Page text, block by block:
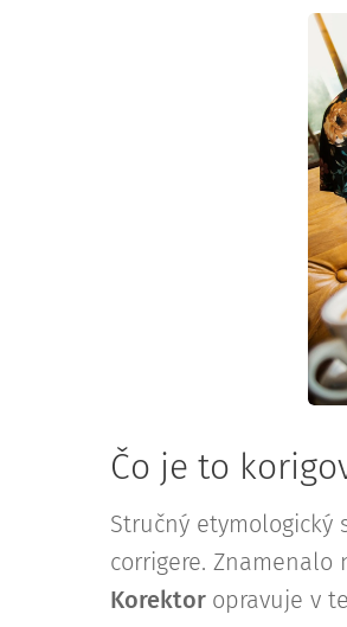
Čo je to
Stručný etymologický
corrigere. Znamenalo
Korektor opravuje v